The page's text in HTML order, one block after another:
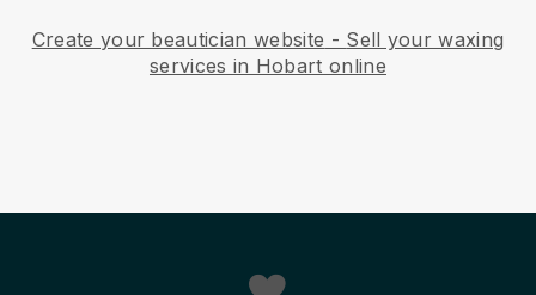
Create your beautician website - Sell your waxing
services in Hobart online